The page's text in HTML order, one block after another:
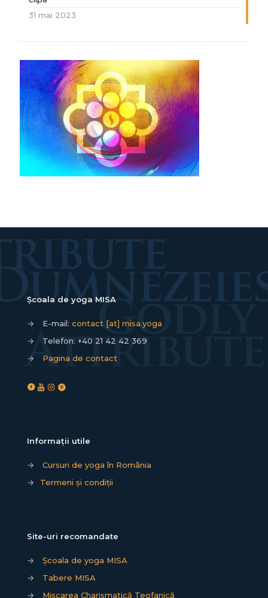
31 mai 2023
Școala de yoga MISA
→ E-mail: contact [at] misa.yoga
→
Telefon: +40 21 42 42 369
→
Pagina de contact
Informații utile
→
Cursuri de yoga în România
→
Termeni și condiții
Site-uri recomandate
→
Școala de yoga MISA
→
Tabere MISA
→
Mișcarea Charismatică Teofanică